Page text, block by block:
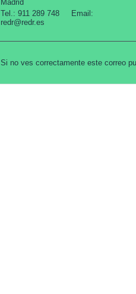
Madrid
Tel.: 911 289 748 Email:
redr@redr.es
Si no ves correctamente este correo